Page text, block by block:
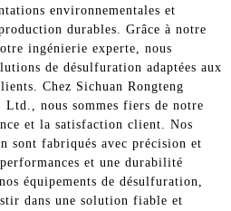
environnementales et
durables. Grâce à notre
ingénierie experte, nous
de désulfuration adaptées aux
Chez Sichuan Rongteng
nous sommes fiers de notre
et la satisfaction client. Nos
sont fabriqués avec précision et
et une durabilité
équipements de désulfuration,
dans une solution fiable et